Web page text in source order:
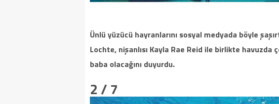
Ünlü yüzücü hayranlarını sosyal medyada böyle
Lochte, nişanlısı Kayla Rae Reid ile birlikte havuzda
baba olacağını duyurdu.
2 / 7